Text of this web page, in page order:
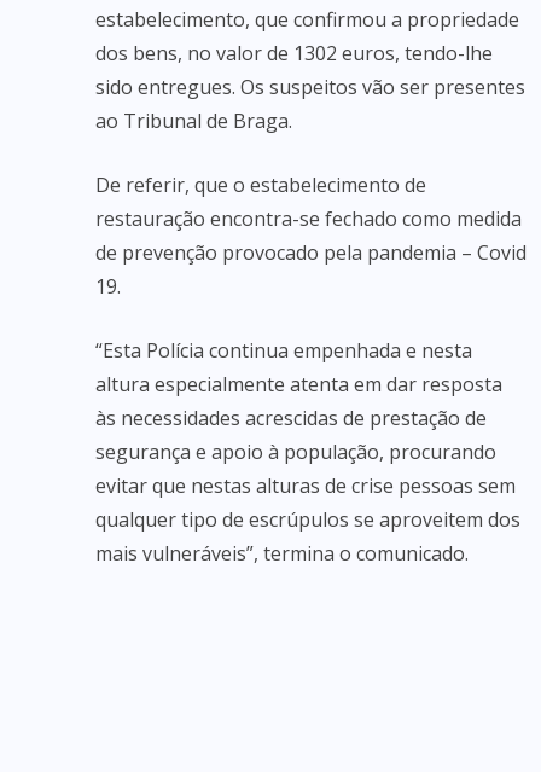
estabelecimento, que confirmou a propriedade
dos bens, no valor de 1302 euros, tendo-lhe
sido entregues. Os suspeitos vão ser presentes
ao Tribunal de Braga.
De referir, que o estabelecimento de
restauração encontra-se fechado como medida
de prevenção provocado pela pandemia – Covid
19.
“Esta Polícia continua empenhada e nesta
altura especialmente atenta em dar resposta
às necessidades acrescidas de prestação de
segurança e apoio à população, procurando
evitar que nestas alturas de crise pessoas sem
qualquer tipo de escrúpulos se aproveitem dos
mais vulneráveis”, termina o comunicado.